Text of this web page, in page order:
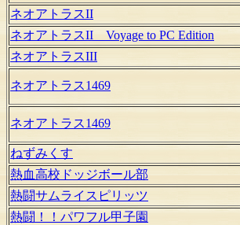
ネオアトラスII
ネオアトラスII Voyage to PC Edition
ネオアトラスIII
ネオアトラス1469
ネオアトラス1469
ねずみくす
熱血高校ドッジボール部
熱闘サムライスピリッツ
熱闘！！パワフル甲子園